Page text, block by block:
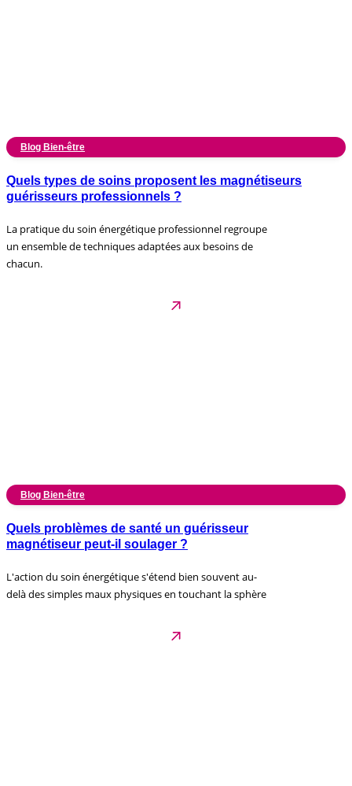
Blog Bien-être
Quels types de soins proposent les magnétiseurs
guérisseurs professionnels ?
La pratique du soin énergétique professionnel regroupe
un ensemble de techniques adaptées aux besoins de
chacun.
Blog Bien-être
Quels problèmes de santé un guérisseur
magnétiseur peut-il soulager ?
L'action du soin énergétique s'étend bien souvent au-
delà des simples maux physiques en touchant la sphère